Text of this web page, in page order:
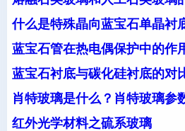
什么是特殊晶向蓝宝石单晶衬
蓝宝石管在热电偶保护中的作
蓝宝石衬底与碳化硅衬底的对
肖特玻璃是什么？肖特玻璃参
红外光学材料之硫系玻璃